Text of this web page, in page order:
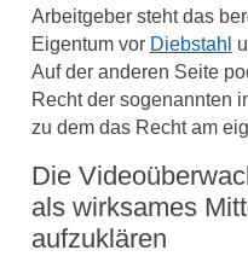
Arbeitgeber steht das
Eigentum vor Diebstahl
Auf der anderen Seite
Recht der sogenannten
zu dem das Recht am
Die
als wirksames
aufzuklären